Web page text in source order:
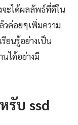
จะได้ผลลัพธ์ที่ดีใน
วค่อยๆเพิ่มความ
ยนรู้อย่างเป็น
ได้อย่างมี
รับ ssd